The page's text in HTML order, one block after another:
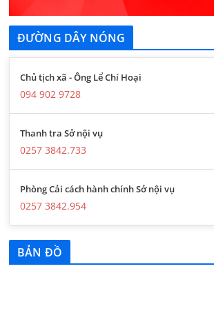
ĐƯỜNG DÂY NÓNG
Chủ tịch xã - Ông Lể Chí Hoại
094 902 9728
Thanh tra Sở nội vụ
0257 3842.733
Phòng Cải cách hành chính Sở nội vụ
0257 3842.954
BẢN ĐỒ